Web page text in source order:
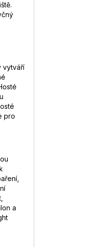
vytváří
pro
a